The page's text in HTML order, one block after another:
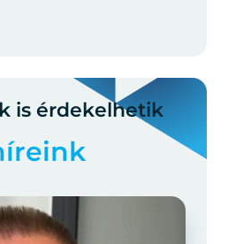
is érdekelhetik